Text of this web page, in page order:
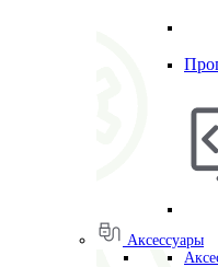
Аксессуары